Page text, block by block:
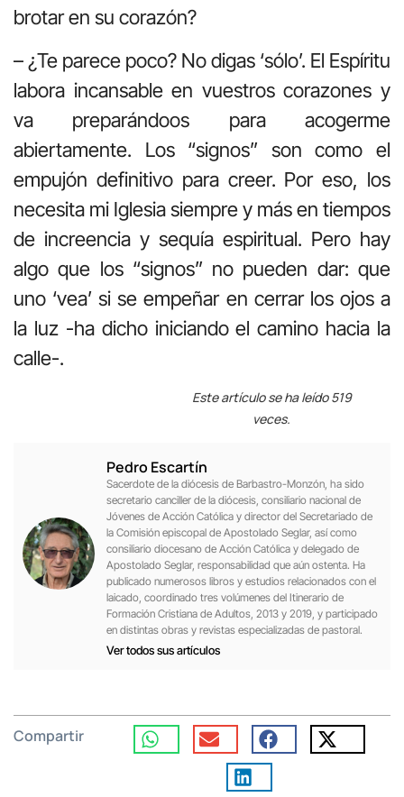
brotar en su corazón?
– ¿Te parece poco? No digas ‘sólo’. El Espíritu
labora incansable en vuestros corazones y
va preparándoos para acogerme
abiertamente. Los “signos” son como el
empujón definitivo para creer. Por eso, los
necesita mi Iglesia siempre y más en tiempos
de increencia y sequía espiritual. Pero hay
algo que los “signos” no pueden dar: que
uno ‘vea’ si se empeñar en cerrar los ojos a
la luz -ha dicho iniciando el camino hacia la
calle-.
Este artículo se ha leído 519
veces.
Pedro Escartín
Sacerdote de la diócesis de Barbastro-Monzón, ha sido
secretario canciller de la diócesis, consiliario nacional de
Jóvenes de Acción Católica y director del Secretariado de
la Comisión episcopal de Apostolado Seglar, así como
consiliario diocesano de Acción Católica y delegado de
Apostolado Seglar, responsabilidad que aún ostenta. Ha
publicado numerosos libros y estudios relacionados con el
laicado, coordinado tres volúmenes del Itinerario de
Formación Cristiana de Adultos, 2013 y 2019, y participado
en distintas obras y revistas especializadas de pastoral.
Ver todos sus artículos
Compartir